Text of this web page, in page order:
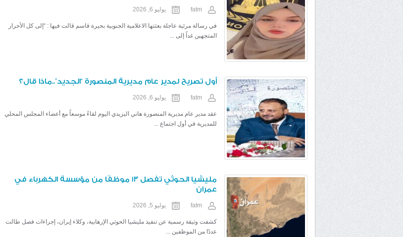
fatm يوليو 6, 2026
في رسالة مرئية عاجلة بعثتها الاعلامية الجنوبية بحيرة قاسم قالت فيها : “إلى كل الأحرار
المتجهين غداً إلى ...
أول تصريح لمدير عام مديرية المنصورة “الجديد”..ماذا قال؟
fatm يوليو 6, 2026
عقد مدير عام مديرية المنصورة هاني اليزيدي اليوم لقاءً موسعاً مع أعضاء المجلس المحلي
للمديرية في أول اجتماع ...
مليشيا الحوثي تفصل 13 موظفًا من مؤسسة الكهرباء في
عمران
fatm يوليو 5, 2026
كشفت وثيقة رسمية عن تنفيذ مليشيا الحوثي الإرهابية، وكلاء إيران، إجراءات فصل طالت
عددًا من الموظفين ...